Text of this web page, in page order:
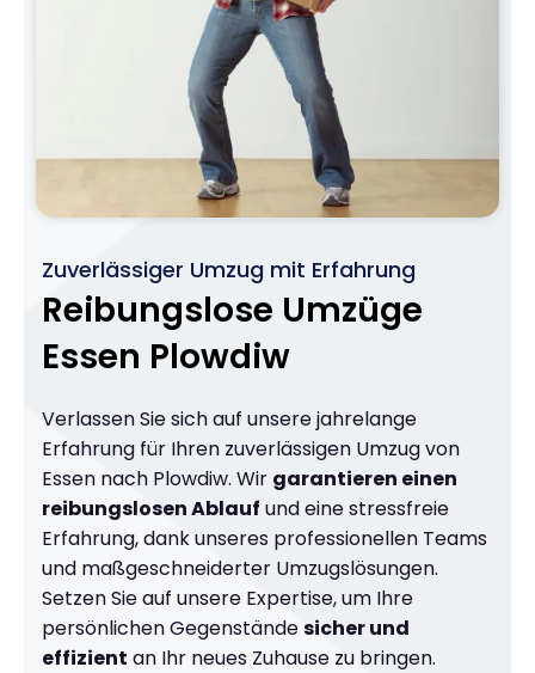
Zuverlässiger Umzug mit Erfahrung
Reibungslose Umzüge
Essen Plowdiw
Verlassen Sie sich auf unsere jahrelange
Erfahrung für Ihren zuverlässigen Umzug von
Essen nach Plowdiw. Wir garantieren einen
reibungslosen Ablauf und eine stressfreie
Erfahrung, dank unseres professionellen Teams
und maßgeschneiderter Umzugslösungen.
Setzen Sie auf unsere Expertise, um Ihre
persönlichen Gegenständesicher und
effizient an Ihr neues Zuhause zu bringen.